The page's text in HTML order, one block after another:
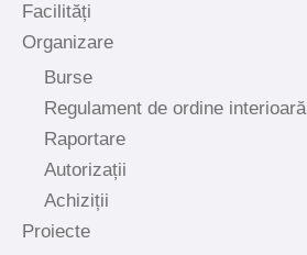
Facilități
Organizare
Burse
Regulament de ordine interioară
Raportare
Autorizații
Achiziții
Proiecte